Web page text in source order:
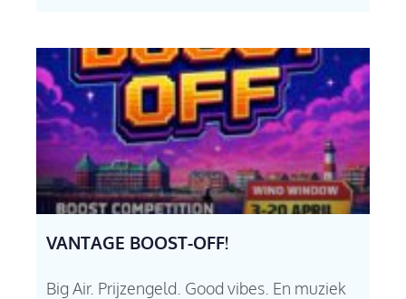
VANTAGE BOOST-OFF!
Big Air. Prijzengeld. Good vibes. En muziek